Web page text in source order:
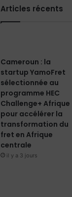
Articles récents
Cameroun : la
startup YamoFret
sélectionnée au
programme HEC
Challenge+ Afrique
pour accélérer la
transformation du
fret en Afrique
centrale
il y a 3 jours